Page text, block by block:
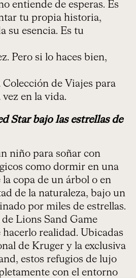
entiende de esperas. Es
tu propia historia,
su esencia. Es tu
Pero si lo haces bien,
de Viajes para
en la vida.
Star bajo las estrellas de
niño para soñar con
como dormir en una
copa de un árbol o en
de la naturaleza, bajo un
por miles de estrellas.
Lions Sand Game
hacerlo realidad. Ubicadas
de Kruger y la exclusiva
estos refugios de lujo
con el entorno